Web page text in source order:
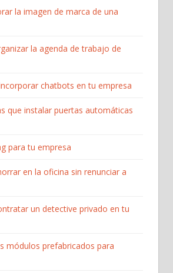
la imagen de marca de una
la agenda de trabajo de
chatbots en tu empresa
que instalar puertas automáticas
para tu empresa
en la oficina sin renunciar a
un detective privado en tu
módulos prefabricados para